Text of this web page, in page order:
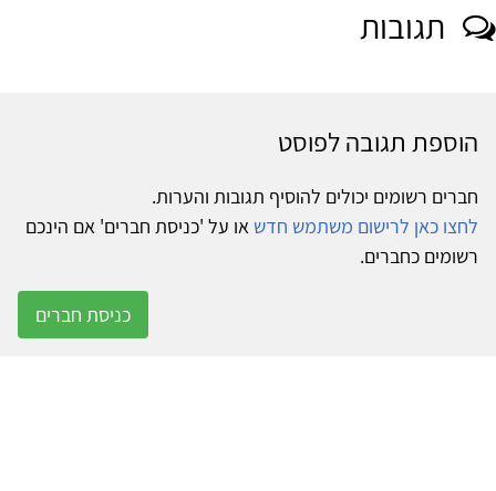
תגובות
הוספת תגובה לפוסט
חברים רשומים יכולים להוסיף תגובות והערות.
לחצו כאן לרישום משתמש חדש או על 'כניסת חברים' אם הינכם
רשומים כחברים.
כניסת חברים